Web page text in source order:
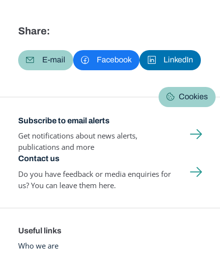
Share:
E-mail Facebook LinkedIn
Cookies
Subscribe to email alerts
Get notifications about news alerts,
publications and more
Contact us
Do you have feedback or media enquiries for
us? You can leave them here.
Useful links
Who we are